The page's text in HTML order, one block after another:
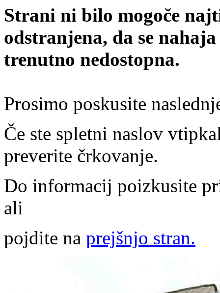
Strani ni bilo mogoče
odstranjena, da se
trenutno nedostopna.
Prosimo poskusite
Če ste spletni naslov
preverite črkovanje.
Do informacij poizkusite
ali
pojdite na prejšnjo stran.